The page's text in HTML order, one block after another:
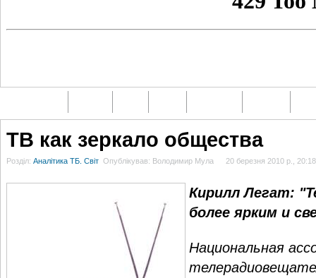
ТВ как зеркало общества
Розділ: Аналітика ТБ. Світ Опублікував: Володимир Мула 20 березня 2010 р., 20:18
Кирилл Легат:
более ярким и
Национальная